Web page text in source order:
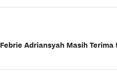
Febrie Adriansyah Masih Terima